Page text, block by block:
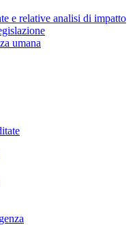
e relative analisi di impatto
umana